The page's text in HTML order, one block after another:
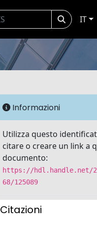
IT
Informazioni
Utilizza questo
citare o creare un link a
documento:
https://hdl.handle.net/
68/125089
Citazioni